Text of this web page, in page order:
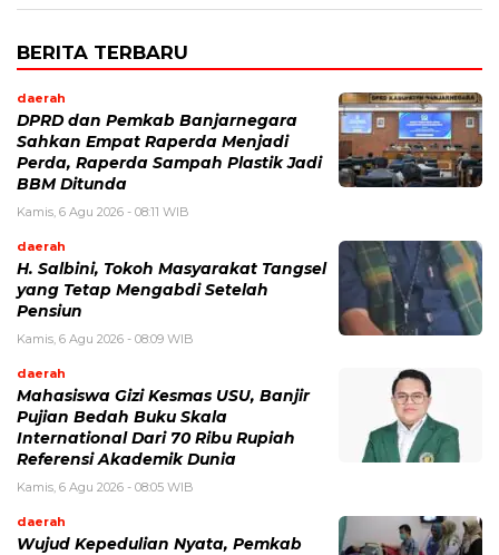
BERITA TERBARU
daerah
DPRD dan Pemkab Banjarnegara
Sahkan Empat Raperda Menjadi
Perda, Raperda Sampah Plastik Jadi
BBM Ditunda
Kamis, 6 Agu 2026 - 08:11 WIB
daerah
H. Salbini, Tokoh Masyarakat Tangsel
yang Tetap Mengabdi Setelah
Pensiun
Kamis, 6 Agu 2026 - 08:09 WIB
daerah
Mahasiswa Gizi Kesmas USU, Banjir
Pujian Bedah Buku Skala
International Dari 70 Ribu Rupiah
Referensi Akademik Dunia
Kamis, 6 Agu 2026 - 08:05 WIB
daerah
Wujud Kepedulian Nyata, Pemkab